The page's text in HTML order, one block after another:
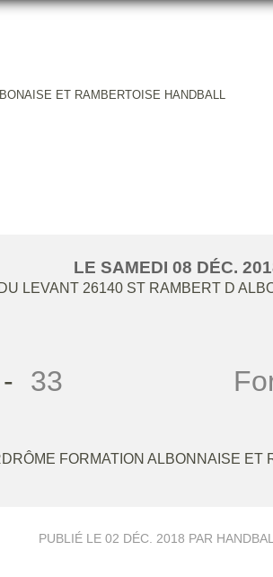
ET RAMBERTOISE HANDBALL
LE SAMEDI 08 DÉC.
LEVANT 26140 ST RAMBERT D
- 33
FORMATION ALBONNAISE ET
PUBLIÉ LE 02 DÉC. 2018 PAR